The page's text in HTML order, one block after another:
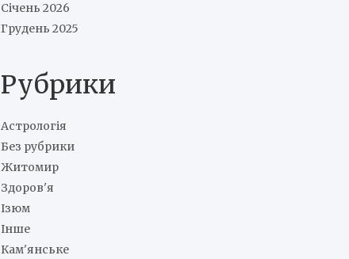
Січень 2026
Грудень 2025
Рубрики
Астрологія
Без рубрики
Житомир
Здоров'я
Ізюм
Інше
Кам'янське